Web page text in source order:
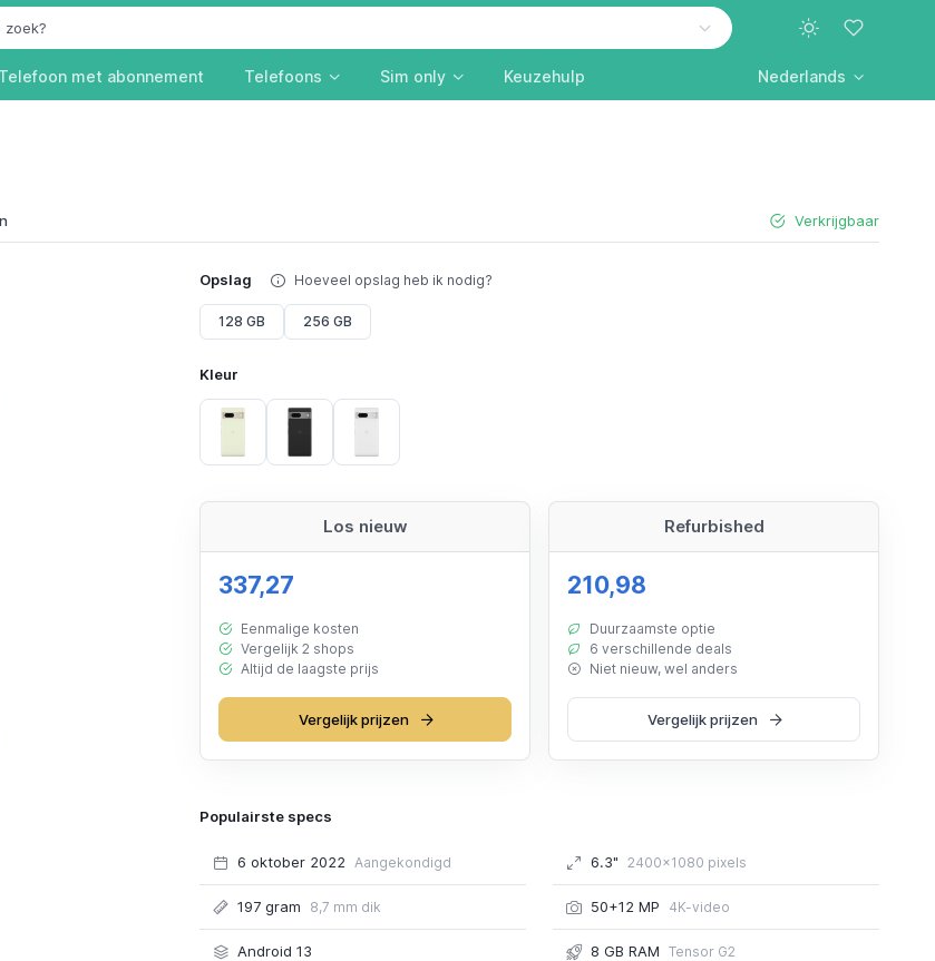
Telefoon met abonnement Telefoons Sim only Keuzehulp Nederlands
Verkrijgbaar
Opslag Hoeveel opslag heb ik nodig?
128 GB 256 GB
Kleur
Los nieuw
337,27
Eenmalige kosten
Vergelijk 2 shops
Altijd de laagste prijs
Vergelijk prijzen
Refurbished
210,98
Duurzaamste optie
6 verschillende deals
Niet nieuw, wel anders
Vergelijk prijzen
Populairste specs
6 oktober 2022 Aangekondigd
197 gram 8,7 mm dik
Android 13
6.3" 2400x1080 pixels
50+12 MP 4K-video
8 GB RAM Tensor G2